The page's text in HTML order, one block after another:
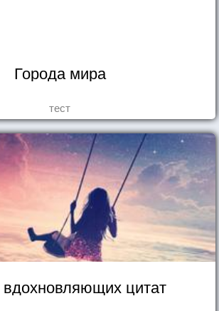
Города мира
тест
вдохновляющих цитат